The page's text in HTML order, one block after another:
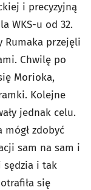
i precyzyjną
WKS-u od 32.
Rumaka przejęli
Chwilę po
Morioka,
Kolejne
jednak celu.
zdobyć
sam na sam i
sędzia i tak
się